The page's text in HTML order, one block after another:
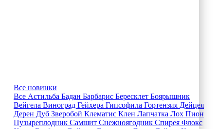
Все новинки
Все Астильба Бадан Барбарис Бересклет Боярышник
Вейгела Виноград Гейхера Гипсофила Гортензия Дейцея
Дерен Дуб Зверобой Клематис Клен Лапчатка Лох Пион
Пузыреплодник Самшит Снежноягодник Спирея Флокс